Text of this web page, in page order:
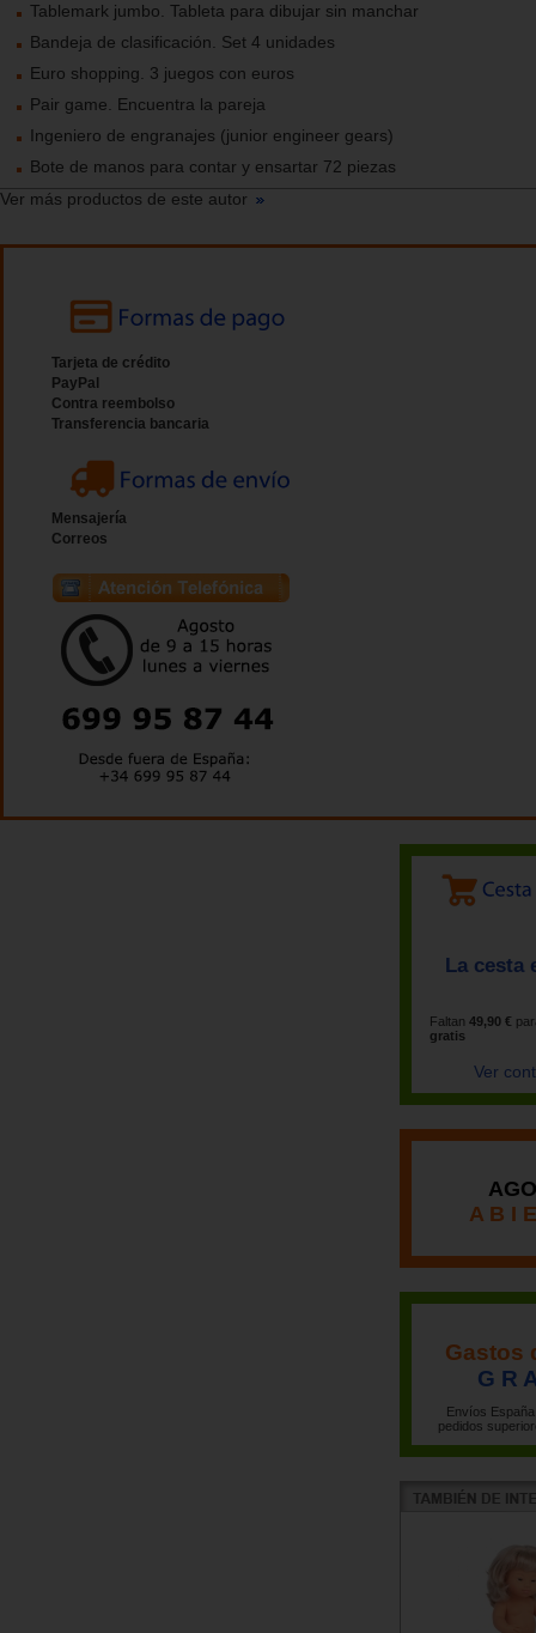
Tablemark jumbo. Tableta para dibujar sin manchar
Bandeja de clasificación. Set 4 unidades
Euro shopping. 3 juegos con euros
Pair game. Encuentra la pareja
Ingeniero de engranajes (junior engineer gears)
Bote de manos para contar y ensartar 72 piezas
Ver más productos de este autor
Tarjeta de crédito
PayPal
Contra reembolso
Transferencia bancaria
Mensajería
Correos
La cesta
Faltan 49,90 €
gratis
Ver
A B I
Gastos
G R
Envíos
pedidos